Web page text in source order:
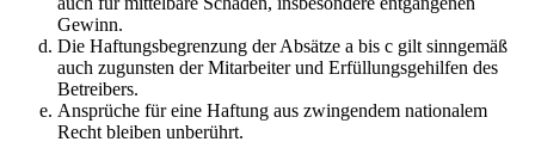
Gewinn.
Die Haftungsbegrenzung der Absätze a bis c gilt sinngemäß
auch zugunsten der Mitarbeiter und Erfüllungsgehilfen des
Betreibers.
Ansprüche für eine Haftung aus zwingendem nationalem
Recht bleiben unberührt.